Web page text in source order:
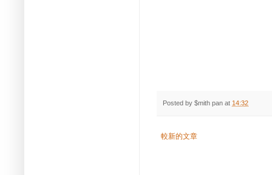
Posted by $mith pan at 14:32
較新的文章